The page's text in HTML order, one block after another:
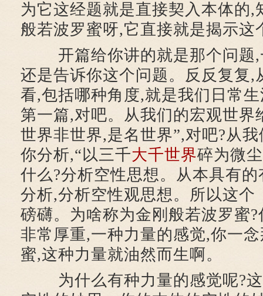
为它这经题就是直接契入本体的,
般若波罗蜜呀,它直接就是揭示这
开篇给你讲的就是那个问题,
还是告诉你这个问题。反反复复,
看,包括哪种角度,就是我们日常
第一篇,对吧。从我们的宏观世界
世界非世界,是名世界”,对吧?从
你分析,“以三千大千世界碎为微
什么?分析空性思想。从本具有
分析,分析空性观思想。所以这个
磅礴。为啥称为金刚般若波罗蜜
非常厚重,一种力量的感觉,你一
蜜,这种力量就油然而生啊。
为什么有种力量的感觉呢?这